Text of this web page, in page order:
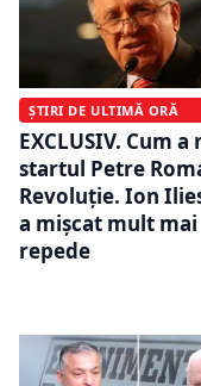
ȘTIRI DE ULTIMĂ ORĂ
EXCLUSIV. Cum
startul Petre
Revoluție. Ion
a mișcat mult mai
repede